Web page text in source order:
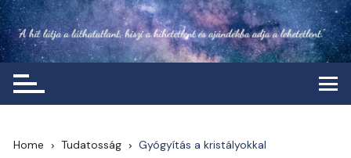
Skip
to
content
Home Tudatosság Gyógyítás a kristályokkal